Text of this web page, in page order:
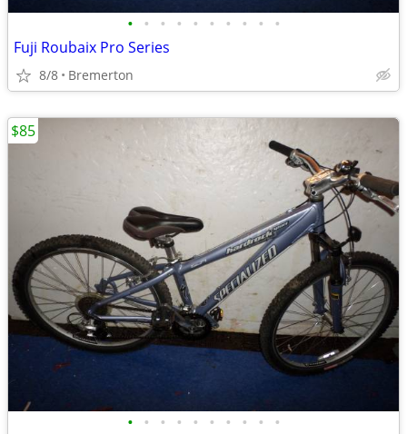
• • • • • • • • • •
Fuji Roubaix Pro Series
8/8 Bremerton
• • • • • • • • • •
$85